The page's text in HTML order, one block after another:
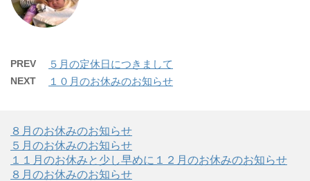
PREV ５月の定休日につきまして
NEXT １０月のお休みのお知らせ
８月のお休みのお知らせ
５月のお休みのお知らせ
１１月のお休みと少し早めに１２月のお休みのお知らせ
８月のお休みのお知らせ